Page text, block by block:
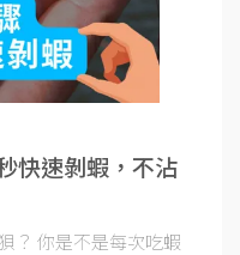
快速剝蝦，不沾
？ 你是不是每次吃蝦